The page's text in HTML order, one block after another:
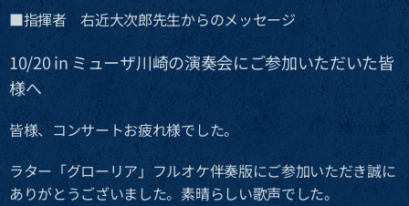
■指揮者 右近大次郎先生からのメッセージ
10/20 in ミューザ川崎の演奏会にご参加いただいた皆
様へ
皆様、コンサートお疲れ様でした。
ラター「グローリア」フルオケ伴奏版にご参加いただき誠に
ありがとうございました。素晴らしい歌声でした。